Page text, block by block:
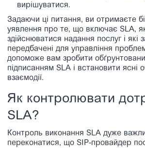
вирішуватися.
Задаючи ці питання, ви отримаєте
уявлення про те, що включає SLA,
здійснюватися надання послуг і які
передбачені для управління
допоможе вам зробити
підписанням SLA і встановити ясні
взаємодії.
Як контролювати
SLA?
Контроль виконання SLA дуже
переконатися, що SIP-провайдер